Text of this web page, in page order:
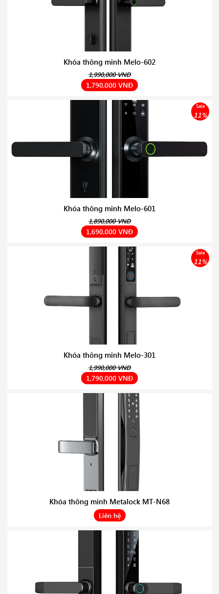
Khóa thông minh Melo-602
1,990,000 VNĐ
1,790,000 VNĐ
Khóa thông minh Melo-601
Sale
11%
1,890,000 VNĐ
1,690,000 VNĐ
Khóa thông minh Melo-301
Sale
11%
1,990,000 VNĐ
1,790,000 VNĐ
Khóa thông minh Metalock MT-N68
Liên hệ